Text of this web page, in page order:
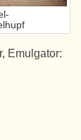
Emulgator: